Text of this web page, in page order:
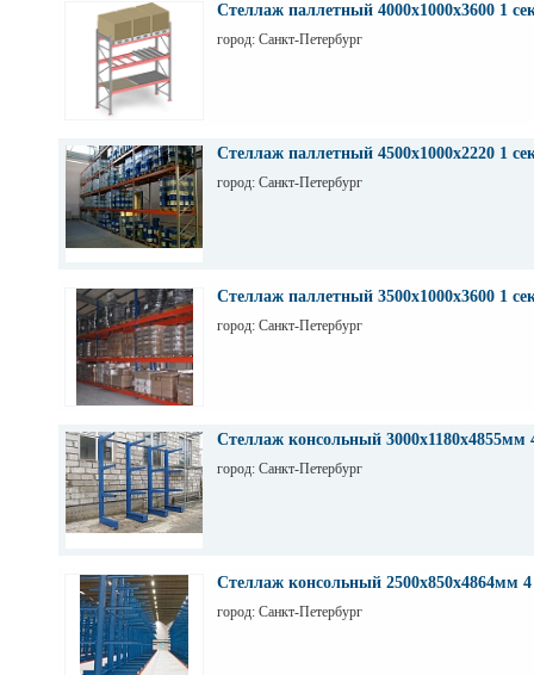
Стеллаж паллетный 4000х1000х3600 1
город: Санкт-Петербург
Стеллаж паллетный 4500х1000х2220 1
город: Санкт-Петербург
Стеллаж паллетный 3500х1000х3600 1
город: Санкт-Петербург
Стеллаж консольный 3000х1180х4855мм
город: Санкт-Петербург
Стеллаж консольный 2500х850х4864мм
город: Санкт-Петербург